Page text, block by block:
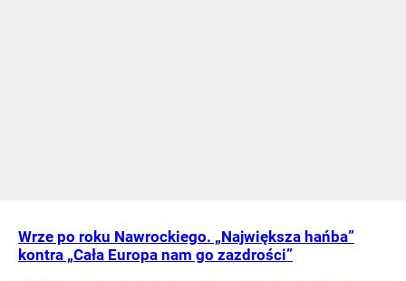
Wrze po roku Nawrockiego. „Największa hańba”
kontra „Cała Europa nam go zazdrości”